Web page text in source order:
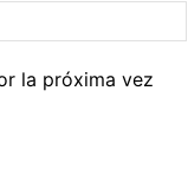
la próxima vez